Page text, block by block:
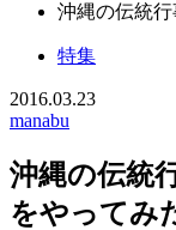
沖縄の伝統
特集
2016.03.23
manabu
沖縄の伝統
をやってみ